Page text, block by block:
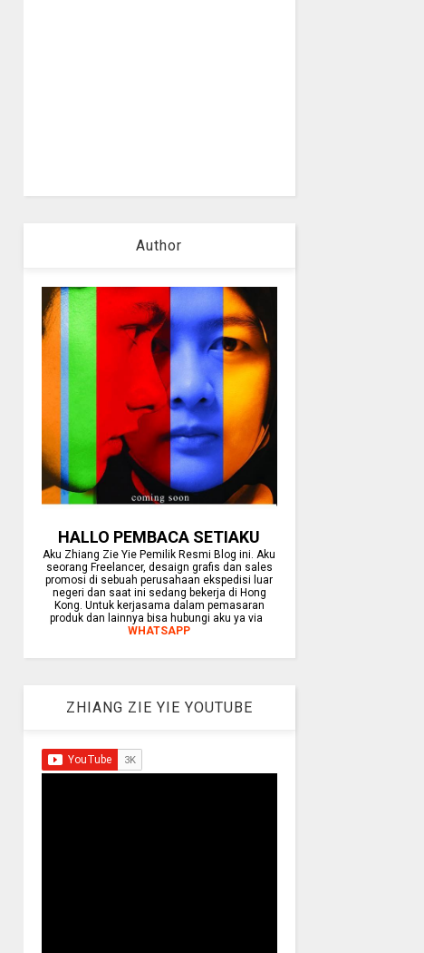
Author
HALLO PEMBACA SETIAKU
Aku Zhiang Zie Yie Pemilik Resmi Blog ini. Aku
seorang Freelancer, desaign grafis dan sales
promosi di sebuah perusahaan ekspedisi luar
negeri dan saat ini sedang bekerja di Hong
Kong. Untuk kerjasama dalam pemasaran
produk dan lainnya bisa hubungi aku ya via
WHATSAPP
ZHIANG ZIE YIE YOUTUBE